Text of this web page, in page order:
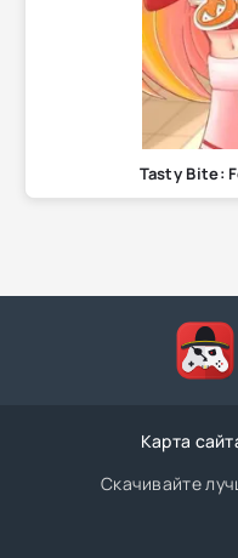
Tasty Bite:
Карта
Скачивайте